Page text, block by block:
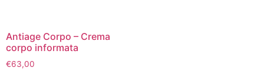
Antiage Corpo – Crema
corpo informata
€63,00